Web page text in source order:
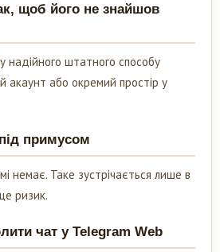
щоб його не знайшов
надійного штатного способу
акаунт або окремий простір у
примусом
немає. Таке зустрічається лише в
ризик.
чат у Telegram Web